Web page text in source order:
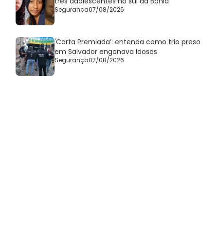
Segurança07/08/2026
'Carta Premiada’: entenda como trio preso
em Salvador enganava idosos
Segurança07/08/2026